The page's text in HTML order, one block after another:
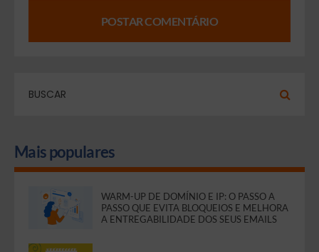
Mais populares
WARM-UP DE DOMÍNIO E IP: O PASSO A
PASSO QUE EVITA BLOQUEIOS E MELHORA
A ENTREGABILIDADE DOS SEUS EMAILS